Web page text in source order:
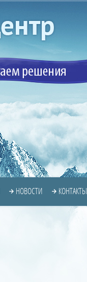
НОВОСТИ КОНТАКТЫ